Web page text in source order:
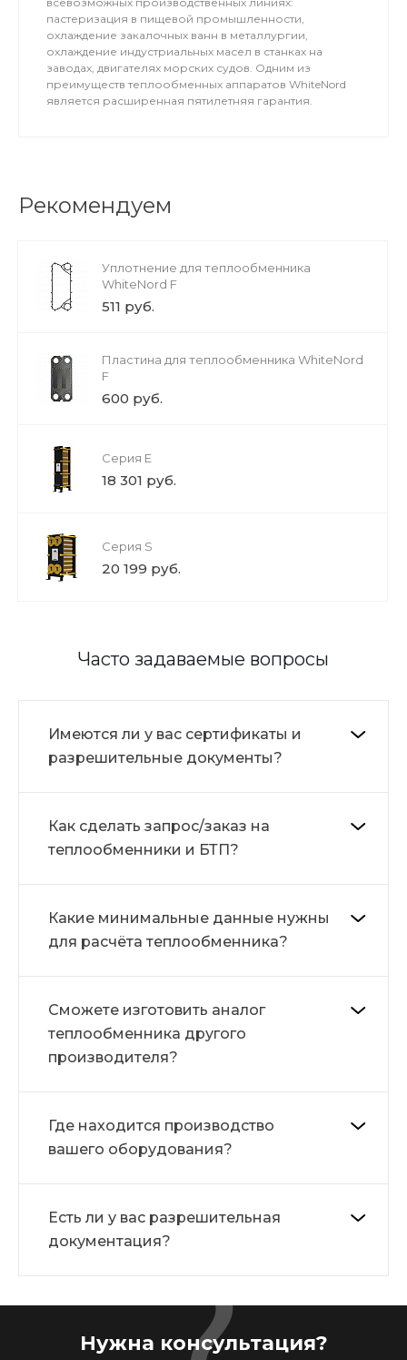
пастеризация в пищевой промышленности,
охлаждение закалочных ванн в металлургии,
охлаждение индустриальных масел в станках на
заводах, двигателях морских судов. Одним из
преимуществ теплообменных аппаратов WhiteNord
является расширенная пятилетняя гарантия.
Рекомендуем
Уплотнение для теплообменника
WhiteNord F
511 руб.
Пластина для теплообменника WhiteNord
F
600 руб.
Серия E
18 301 руб.
Серия S
20 199 руб.
Часто задаваемые вопросы
Имеются ли у вас сертификаты и
разрешительные документы?
Как сделать запрос/заказ на
теплообменники и БТП?
Какие минимальные данные нужны
для расчёта теплообменника?
Сможете изготовить аналог
теплообменника другого
производителя?
Где находится производство
вашего оборудования?
Есть ли у вас разрешительная
документация?
Нужна консультация?